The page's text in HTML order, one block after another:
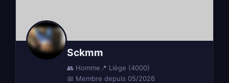
Sckmm
👥 Homme 📍 Liège (4000)
📅 Membre depuis 05/2026